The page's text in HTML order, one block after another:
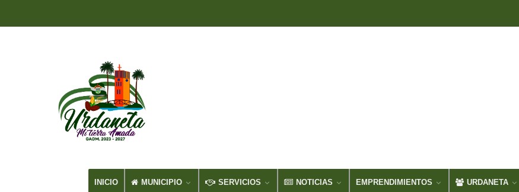
INICIO MUNICIPIO SERVICIOS NOTICIAS EMPRENDIMIENTOS URDANETA